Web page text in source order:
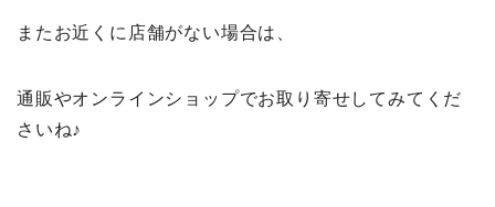
またお近くに店舗がない場合は、
通販やオンラインショップでお取り寄せしてみてくだ
さいね♪